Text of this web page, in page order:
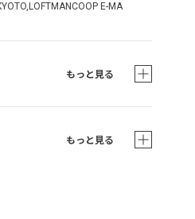
E-MA
もっと見る
もっと見る